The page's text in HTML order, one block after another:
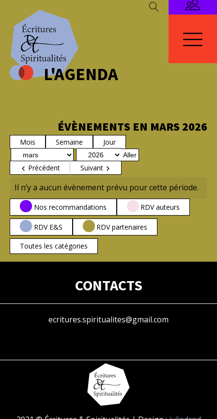
L'AGENDA
ÉVÈNEMENTS EN MARS 2026
Mois Semaine Jour
Mois
Année
Précédent Suivant
Il n’y a aucun évènement prévu pour cette période.
CATÉGORIESNos recommandations RDV auteurs
RDV E&S RDV partenaires
Toutes les catégories
CONTACTS
ecritures.spiritualites@gmail.com